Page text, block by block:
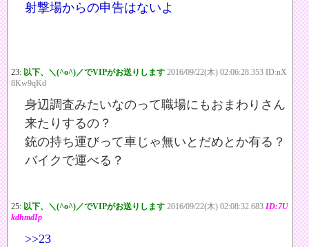
射撃場からの申告はないよ
23: 以下、＼(^o^)／でVIPがお送りします 2016/09/22(木) 02:06:28.353 ID:nX
8Kw9qKd
身辺調査みたいなのって職場にもおまわりさん
来たりするの？
銃の持ち運びって車じゃ無いとだめとか有る？
バイクで運べる？
25: 以下、＼(^o^)／でVIPがお送りします 2016/09/22(木) 02:08:32.683 ID:7U
kdhmdIp
>>23